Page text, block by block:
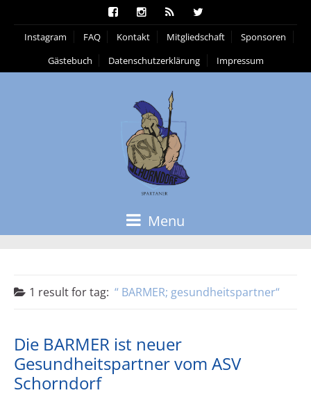
Instagram FAQ Kontakt Mitgliedschaft
Sponsoren
Gästebuch
Datenschutzerklärung Impressum
Menu
1 result fortag: BARMER; gesundheitspartner
Die BARMER ist neuer
Gesundheitspartner vom ASV
Schorndorf